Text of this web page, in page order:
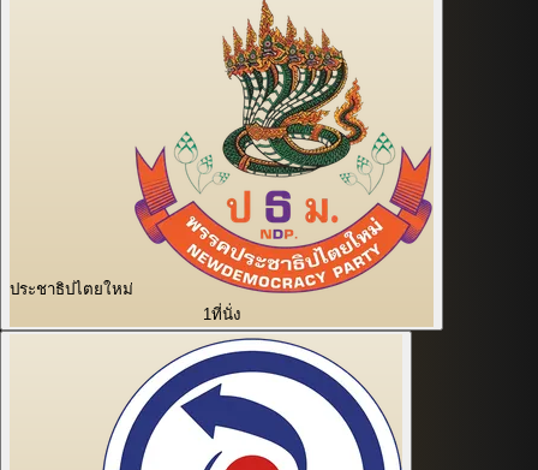
ประชาธิปไตยใหม่
1ที่นั่ง